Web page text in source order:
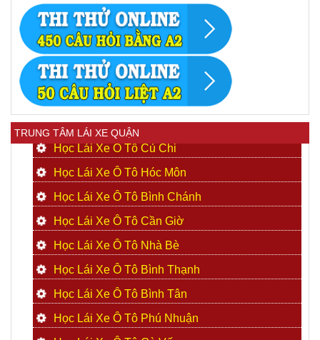
TRUNG TÂM LÁI XE QUẬN
Học Lái Xe Ô Tô Củ Chi
Học Lái Xe Ô Tô Hóc Môn
Học Lái Xe Ô Tô Bình Chánh
Học Lái Xe Ô Tô Cần Giờ
Học Lái Xe Ô Tô Nhà Bè
Học Lái Xe Ô Tô Bình Thạnh
Học Lái Xe Ô Tô Bình Tân
Học Lái Xe Ô Tô Phú Nhuận